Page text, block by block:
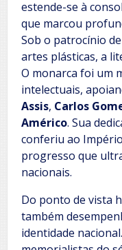
estende-se à
que marcou
Sob o patrocínio
artes plásticas, a
O monarca foi um
intelectuais,
Assis, Carlos
Américo. Sua
conferiu ao
progresso que
nacionais.
Do ponto de vista
também
identidade